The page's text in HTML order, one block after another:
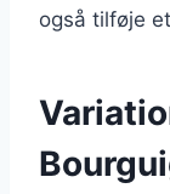
også tilføje